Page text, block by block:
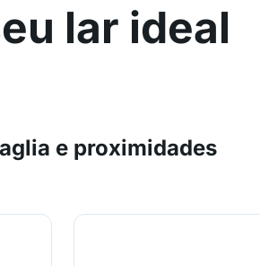
lar ideal
e proximidades